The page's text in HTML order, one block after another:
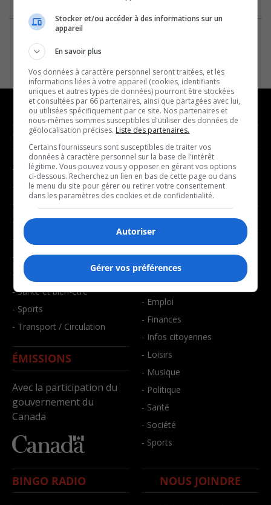
NOUVELLES
- Affaires municipales
- Communauté / Social
- Culture
- Économie
- Éducation
- Environnement
- Faits divers
- Santé et bien-être
- Sports
- Transport / Circulation
ÉMISSIONS
Avec la participation du
gouvernement du
Canada
MUSIQUE
- Décompte franco
- Joué récemment
BALADOS
- Art de vivre
- Bien-être
- Emploi
- Finances
- Infos citoyennes
- Loisirs
- Musique
- Politique
- Santé
- Société
- Sports
BINGO RADIO NOUS JOINDRE
Stocker et/ou accéder à des informations sur un
appareil
En savoir plus
Vos données à caractère personnel seront traitées, et les
informations liées à votre appareil (cookies, identifiants
uniques et autres types de données) pourront être stockées
et consultées par 66 partenaires, ainsi que partagées avec lui,
ou utilisées spécifiquement par ce site. Nos partenaires et
nous-mêmes sommes susceptibles d'utiliser des données de
géolocalisation précises. Liste des partenaires.
Certains fournisseurs sont susceptibles de traiter vos
données à caractère personnel sur la base de l'intérêt
légitime. Vous pouvez vous y opposer en gérant vos options
ci-dessous. Recherchez un lien en bas de cette page ou dans
le menu du site pour gérer ou retirer votre consentement
dans les paramètres des cookies et de confidentialité.
Autoriser
Gérer vos préférences